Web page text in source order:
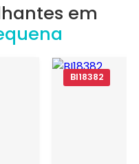
em
BI18382